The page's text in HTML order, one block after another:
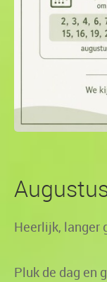
Heerlijk, langer
Pluk de dag en